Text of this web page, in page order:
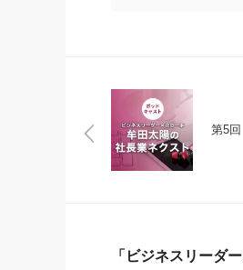
第5
「ビジネスリーダ